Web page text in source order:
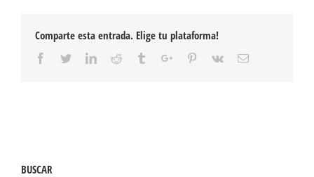
Comparte esta entrada. Elige tu plataforma!
Facebook
TwitterLinkedinReddit TumblrGoogle+Pinterest
Vk Email
BUSCAR